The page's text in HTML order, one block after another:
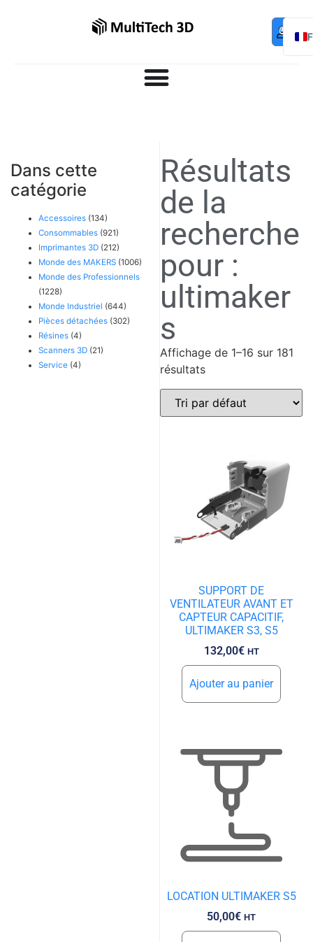
0,00 €
Dans cette
catégorie
Accessoires (134)
Consommables (921)
Imprimantes 3D (212)
Monde des MAKERS (1006)
Monde des Professionnels
(1228)
Monde Industriel (644)
Pièces détachées (302)
Résines (4)
Scanners 3D (21)
Service (4)
Résultats
de la
recherche
pour :
ultimaker
s
Affichage de 1–16 sur 181
résultats
SUPPORT DE
VENTILATEUR AVANT ET
CAPTEUR CAPACITIF,
ULTIMAKER S3, S5
132,00€ HT
Ajouter au panier
LOCATION ULTIMAKER S5
50,00€ HT